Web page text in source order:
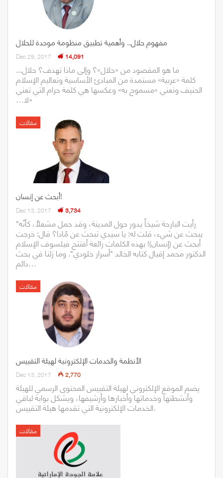
مفهوم حلال.. وأهمية تطبيق منظومة موحدة للحلال
Dec 29, 2017 14,091
ما‭ ‬هو‭ ‬المقصود‭ ‬من‭ ‬‮«‬حلال‮»‬؟‭ ‬وإلى‭ ‬ماذا‭ ‬تهدف؟ حلال‭...
‬‮«‬لا‭…
مقالات
أبحث عن إنسان!
Dec 13, 2017 3,734
"رأيت البارحة شيخاً يدور حول المدينة، وقد حمل مشعلاً، كأنّه
يبحث عن شيء، قلت له: يا سيدي تبحث عن مّاذا؟ قال: خرجت
أبحث عن (إنسان)! بهذه الكلمات رائعة أفتتح فيلسوف الإسلام
الدكتور محمد إقبال كتابه الخالد "أسرار خلودي". وما زلنا في بحث
دائم…
مقالات
الأنظمة والخدمات الإلكترونية لهيئة التقييس
Dec 13, 2017 2,770
يضم الموقع الإلكتروني لهيئة التقييس المحتوى الرسمي للهيئة
وأنشطتها وخدماتها وأخبارها وأرشيفها، ويشكل بوابة لباقي
الخدمات الإلكترونية التي تقدمها هيئة التقييس.
مقالات